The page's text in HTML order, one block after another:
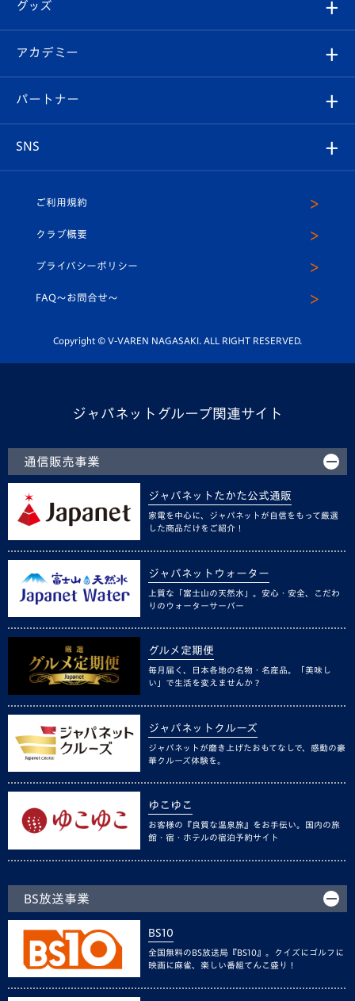
チケット
イベント
メディア
ホームタウン
スタッフプロフィール
マスコット紹介
平和祈念活動
ホームタウン活動
Revive Team
ヴィヴィくんの長崎おもてなしガイド
フォトギャラリー
スタジアムグルメ
V-LOVERS（ファンクラブ）
プレイヤーズスイート
グッズ
オンラインショップ
店舗情報
アカデミー
育成からのお知らせ
U-18
スクール
パートナー
SNS
ヴィヴィくんインスタグラム
公式LINE＠
ご利用規約
クラブ概要
プライバシーポリシー
FAQ〜お問合せ〜
Copyright © V-VAREN NAGASAKI. ALL RIGHT RESERVED.
ジャパネットグループ関連サイト
通信販売事業
ジャパネットたかた公式通販
家電を中心に、ジャパネットが自信をもって厳選
した商品だけをご紹介！
ジャパネットウォーター
上質な「富士山の天然水」。安心・安全、こだわ
りのウォーターサーバー
グルメ定期便
毎月届く、日本各地の名物・名産品。「美味し
い」で生活を変えませんか？
ジャパネットクルーズ
ジャパネットが磨き上げたおもてなしで、感動の豪
華クルーズ体験を。
ゆこゆこ
お客様の『良質な温泉旅』をお手伝い。国内の旅
館・宿・ホテルの宿泊予約サイト
BS放送事業
BS10
全国無料のBS放送局『BS10』。クイズにゴルフに
映画に麻雀、楽しい番組てんこ盛り！